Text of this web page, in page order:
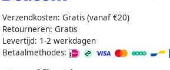
Verzendkosten: Gratis (vanaf €20)
Retourneren: Gratis
Levertijd: 1-2 werkdagen
Betaalmethodes: